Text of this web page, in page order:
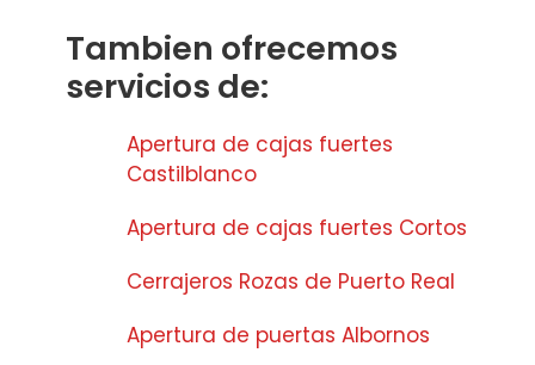
Tambien ofrecemos
servicios de:
Apertura de cajas fuertes
Castilblanco
Apertura de cajas fuertes Cortos
Cerrajeros Rozas de Puerto Real
Apertura de puertas Albornos